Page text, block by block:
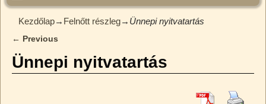
Kezdőlap→ Felnőtt részleg→ Ünnepi nyitvatartás
Bejegyzés navigáció
← Previous
Ünnepi nyitvatartás